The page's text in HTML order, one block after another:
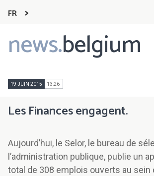
FR
news.belgium
Main
navigation
19 JUIN 2015 13:26
Les Finances engagent.
Aujourd’hui, le Selor, le bureau de
l’administration publique, publie un
total de 308 emplois ouverts au sein